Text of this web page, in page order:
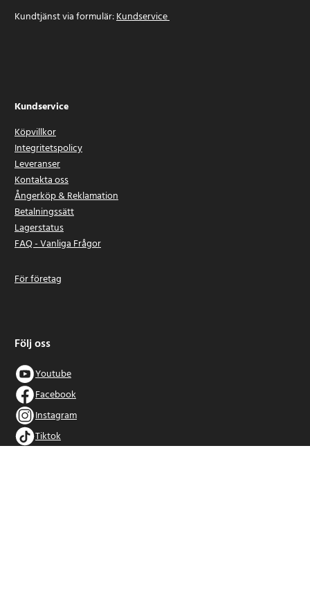
Kundtjänst via formulär:Kundservice
Kundservice
Köpvillkor
Integritetspolicy
Leveranser
Kontakta oss
Ångerköp & Reklamation
Betalningssätt
Lagerstatus
FAQ - Vanliga Frågor
För företag
Följ oss
Youtube
Facebook
Instagram
Tiktok